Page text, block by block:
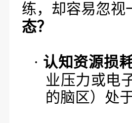
练，却容易忽视
态？
· 认知资源损
业压力或电
的脑区）处